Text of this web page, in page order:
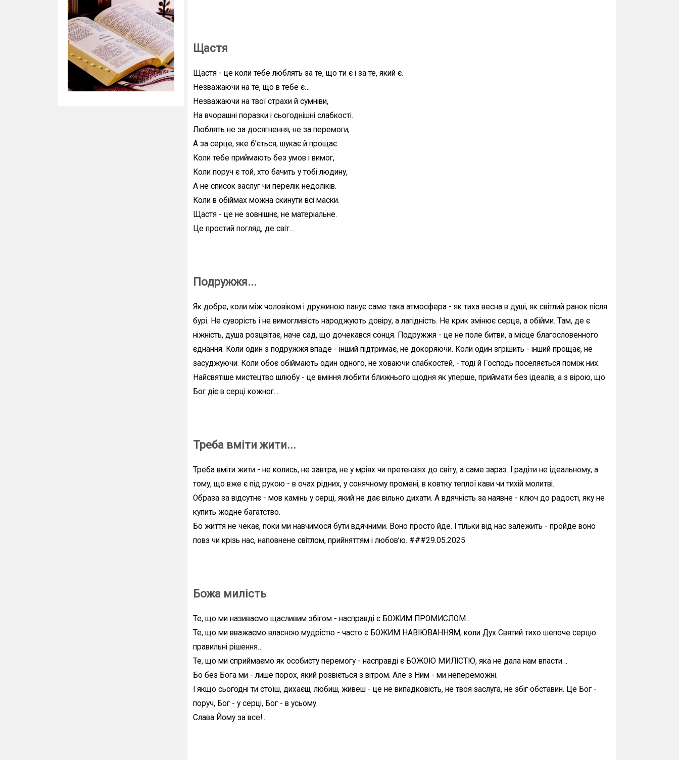
Щастя
Щастя - це коли тебе люблять за те, що ти є і за те, який є.
Незважаючи на те, що в тебе є…
Незважаючи на твої страхи й сумніви,
На вчорашні поразки і сьогоднішні слабкості.
Люблять не за досягнення, не за перемоги,
А за серце, яке б’ється, шукає й прощає.
Коли тебе приймають без умов і вимог,
Коли поруч є той, хто бачить у тобі людину,
А не список заслуг чи перелік недоліків.
Коли в обіймах можна скинути всі маски.
Щастя - це не зовнішнє, не матеріальне.
Це простий погляд, де світ...
Подружжя...
Як добре, коли між чоловіком і дружиною панує саме така атмосфера - як тиха весна в душі, як світлий ранок після
бурі. Не суворість і не вимогливість народжують довіру, а лагідність. Не крик змінює серце, а обійми. Там, де є
ніжність, душа розцвітає, наче сад, що дочекався сонця. Подружжя - це не поле битви, а місце благословенного
єднання. Коли один з подружжя впаде - інший підтримає, не докоряючи. Коли один згрішить - інший прощає, не
засуджуючи. Коли обоє обіймають один одного, не ховаючи слабкостей, - тоді й Господь поселяється поміж них.
Найсвятіше мистецтво шлюбу - це вміння любити ближнього щодня як уперше, приймати без ідеалів, а з вірою, що
Бог діє в серці кожног...
Треба вміти жити...
Треба вміти жити - не колись, не завтра, не у мріях чи претензіях до світу, а саме зараз. І радіти не ідеальному, а
тому, що вже є під рукою - в очах рідних, у сонячному промені, в ковтку теплої кави чи тихій молитві.
Образа за відсутнє - мов камінь у серці, який не дає вільно дихати. А вдячність за наявне - ключ до радості, яку не
купить жодне багатство.
Бо життя не чекає, поки ми навчимося бути вдячними. Воно просто йде. І тільки від нас залежить - пройде воно
повз чи крізь нас, наповнене світлом, прийняттям і любов’ю. ###29.05.2025
Божа милість
Те, що ми називаємо щасливим збігом - насправді є БОЖИМ ПРОМИСЛОМ…
Те, що ми вважаємо власною мудрістю - часто є БОЖИМ НАВІЮВАННЯМ, коли Дух Святий тихо шепоче серцю
правильні рішення…
Те, що ми сприймаємо як особисту перемогу - насправді є БОЖОЮ МИЛІСТЮ, яка не дала нам впасти…
Бо без Бога ми - лише порох, який розвіється з вітром. Але з Ним - ми непереможні.
І якщо сьогодні ти стоїш, дихаєш, любиш, живеш - це не випадковість, не твоя заслуга, не збіг обставин. Це Бог -
поруч, Бог - у серці, Бог - в усьому.
Слава Йому за все!...